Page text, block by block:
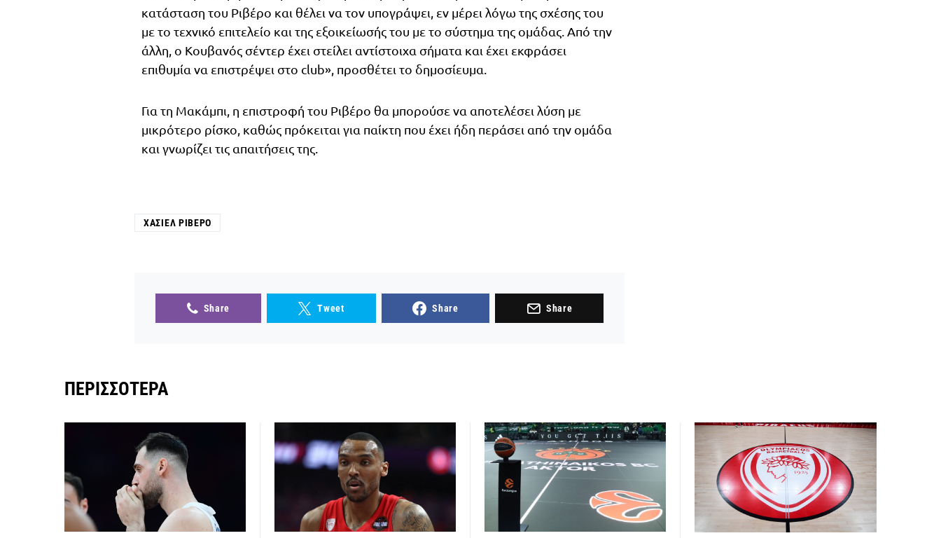
κατάσταση του Ριβέρο και θέλει να τον υπογράψει, εν μέρει λόγω της σχέσης του
με το τεχνικό επιτελείο και της εξοικείωσής του με το σύστημα της ομάδας. Από την
άλλη, ο Κουβανός σέντερ έχει στείλει αντίστοιχα σήματα και έχει εκφράσει
επιθυμία να επιστρέψει στο club», προσθέτει το δημοσίευμα.
Για τη Μακάμπι, η επιστροφή του Ριβέρο θα μπορούσε να αποτελέσει λύση με
μικρότερο ρίσκο, καθώς πρόκειται για παίκτη που έχει ήδη περάσει από την ομάδα
και γνωρίζει τις απαιτήσεις της.
ΧΑΣΙΈΛ ΡΙΒΈΡΟ
Share Tweet Share Share
ΠΕΡΙΣΣΌΤΕΡΑ